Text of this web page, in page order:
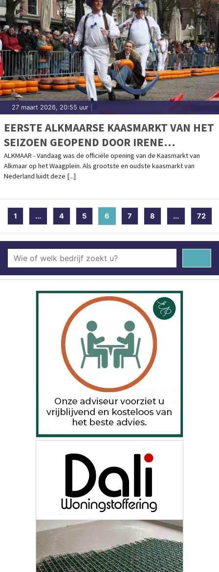
27 maart 2026, 20:55 uur
EERSTE ALKMAARSE KAASMARKT VAN HET
SEIZOEN GEOPEND DOOR IRENE
SCHOUTEN
ALKMAAR - Vandaag was de officiële opening van de Kaasmarkt van
Alkmaar op het Waagplein. Als grootste en oudste kaasmarkt van
Nederland luidt deze [...]
1 ... 4 5 6 (current)
7 8 ... 72